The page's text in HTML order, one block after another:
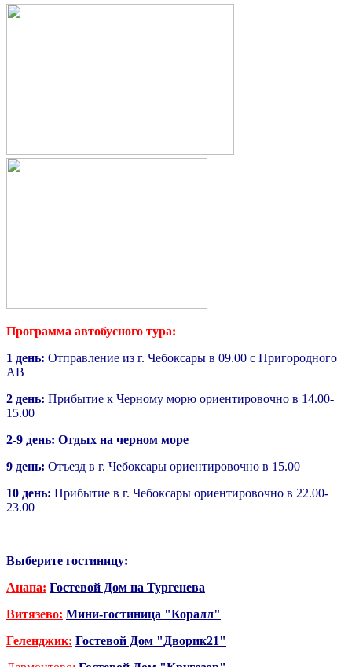
Программа автобусного тура:
1 день: Отправление из г. Чебоксары в 09.00 с Пригородного
АВ
2 день: Прибытие к Черному морю ориентировочно в 14.00-
15.00
2-9 день: Отдых на черном море
9 день: Отъезд в г. Чебоксары ориентировочно в 15.00
10 день: Прибытие в г. Чебоксары ориентировочно в 22.00-
23.00
Выберите гостиницу:
Анапа: Гостевой Дом на Тургенева
Витязево: Мини-гостиница "Коралл"
Геленджик: Гостевой Дом "Дворик21"